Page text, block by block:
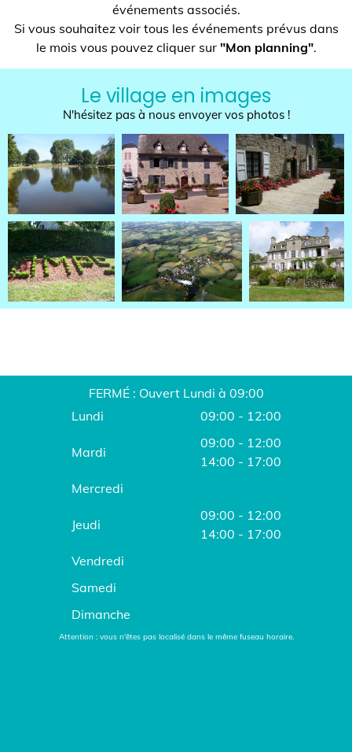
événements associés.
Si vous souhaitez voir tous les événements prévus dans
le mois vous pouvez cliquer sur"Mon planning".
Le village en images
N'hésitez pas à nous envoyer vos photos !
FERMÉ : Ouvert Lundi à 09:00
Lundi
09:00 - 12:00
Mardi
09:00 - 12:00
14:00 - 17:00
Mercredi
Jeudi
09:00 - 12:00
14:00 - 17:00
Vendredi
Samedi
Dimanche
Attention : vous n'êtes pas localisé dans le même fuseau horaire.